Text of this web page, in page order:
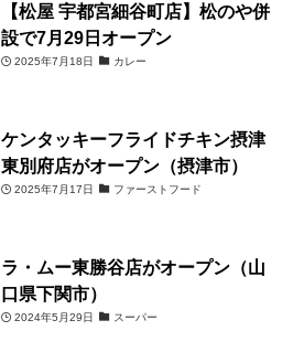
【松屋 宇都宮細谷町店】松のや併
設で7月29日オープン
2025年7月18日 カレー
ケンタッキーフライドチキン摂津
東別府店がオープン（摂津市）
2025年7月17日 ファーストフード
ラ・ムー東勝谷店がオープン（山
口県下関市）
2024年5月29日 スーパー